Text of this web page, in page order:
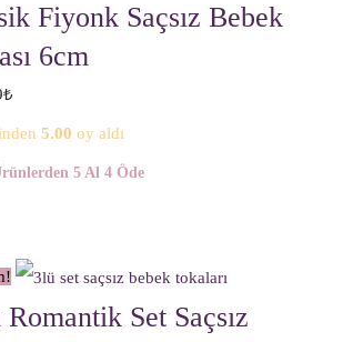
Fiyonk Saçsız Bebek
6cm
₺
5.00 oy aldı
5 Al 4 Öde
Romantik Set Saçsız